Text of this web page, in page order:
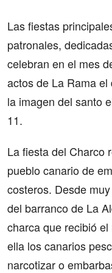
Las fiestas
patronales,
celebran en el mes
actos de La Rama
la imagen del santo
11.
La fiesta del Charco
pueblo canario de
costeros. Desde
del barranco de La
charca que recibió
ella los canarios
narcotizar o